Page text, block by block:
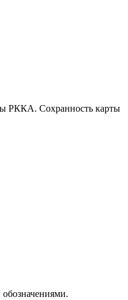
РККА. Сохранность карты